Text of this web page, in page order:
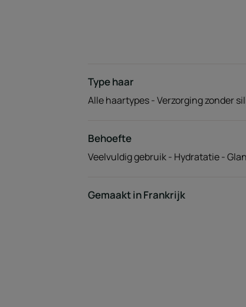
Type haar
Alle haartypes - Verzorging zonder
Behoefte
Veelvuldig gebruik - Hydratatie -
Gemaakt in Frankrijk